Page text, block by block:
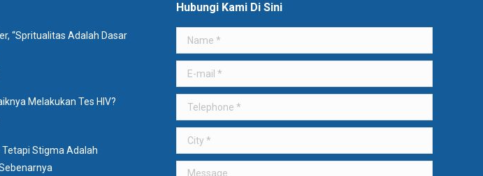
“Spritualitas Adalah Dasar
Melakukan Tes HIV?
Tetapi Stigma Adalah
Hubungi Kami Di Sini
Name *
E-mail *
Telephone *
City *
Message